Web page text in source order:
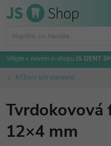
Přejít
na
Vítejte v novém e-shopu JS DENT
Křížový břit standard
Tvrdokovová
12×4 mm